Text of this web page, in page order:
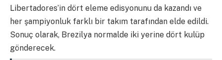
Libertadores’in dört eleme edisyonunu da kazandı ve
her şampiyonluk farklı bir takım tarafından elde edildi.
Sonuç olarak, Brezilya normalde iki yerine dört kulüp
gönderecek.